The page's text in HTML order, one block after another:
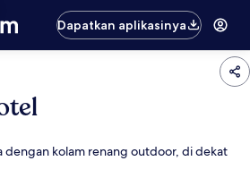
Dapatkan aplikasinya
dengan kolam renang outdoor, di dekat